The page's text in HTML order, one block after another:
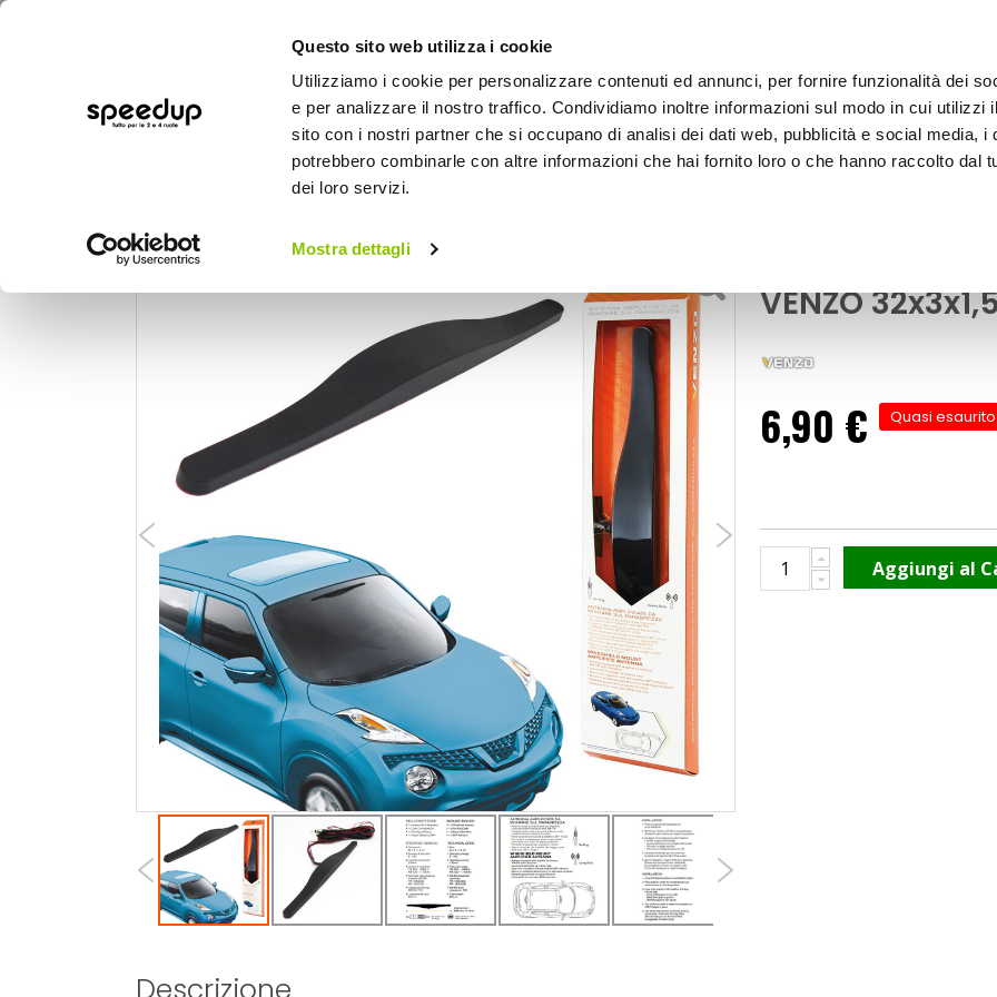
Questo sito web utilizza i cookie
Utilizziamo i cookie per personalizzare contenuti ed annunci, per fornire funzionalità dei
e per analizzare il nostro traffico. Condividiamo inoltre informazioni sul modo in cui utilizzi
sito con i nostri partner che si occupano di analisi dei dati web, pubblicità e social media, i
potrebbero combinarle con altre informazioni che hai fornito loro o che hanno raccolto dal
dei loro servizi.
Mostra dettagli
BICI OUTDOOR
Home
VENZO
6,90 € Quasi esaurito
Aggiungi al